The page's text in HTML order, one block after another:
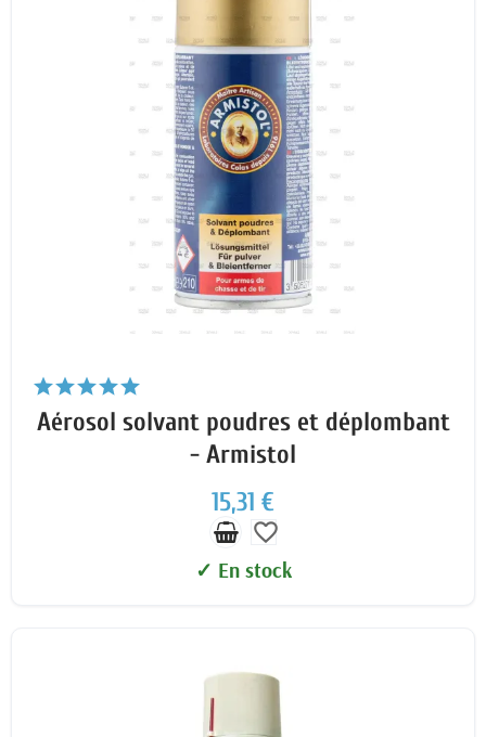
Aérosol solvant poudres et déplombant
- Armistol
15,31 €
favorite_border
✓ En stock